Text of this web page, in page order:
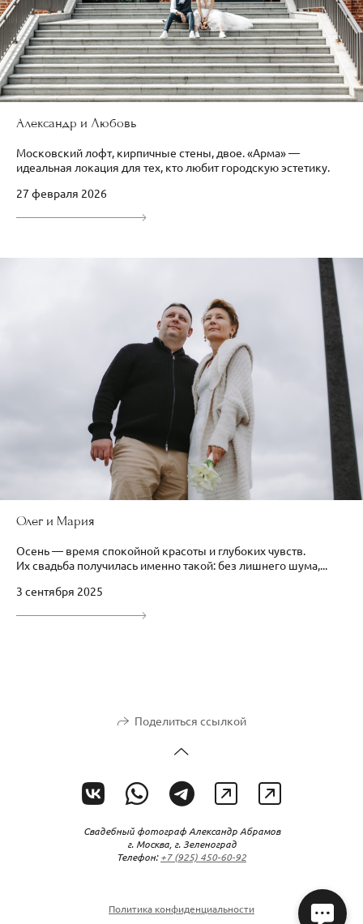
Александр и Любовь
Московский лофт, кирпичные стены, двое. «Арма» —
идеальная локация для тех, кто любит городскую эстетику.
27 февраля 2026
Олег и Мария
Осень — время спокойной красоты и глубоких чувств.
Их свадьба получилась именно такой: без лишнего шума,...
3 сентября 2025
Поделиться ссылкой
Свадебный фотограф Александр Абрамов
г. Москва, г. Зеленоград
Телефон:+7 (925) 450-60-92
Политика конфиденциальности